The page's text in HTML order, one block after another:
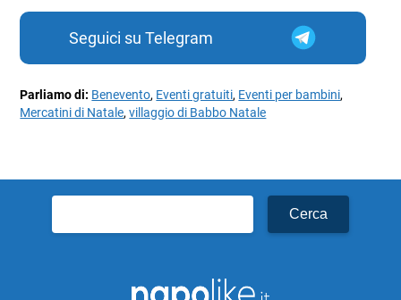
Seguici su Telegram
Parliamo di: Benevento, Eventi gratuiti, Eventi per bambini,
Mercatini di Natale,villaggio di Babbo Natale
per: